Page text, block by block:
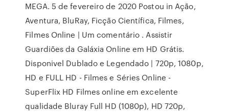
MEGA. 5 de fevereiro de 2020 Postou in Ação,
Aventura, BluRay, Ficção Científica, Filmes,
Filmes Online | Um comentário . Assistir
Guardiões da Galáxia Online em HD Grátis.
Disponivel Dublado e Legendado | 720p, 1080p,
HD e FULL HD - Filmes e Séries Online -
SuperFlix HD Filmes online em excelente
qualidade Bluray Full HD (1080p), HD 720p,